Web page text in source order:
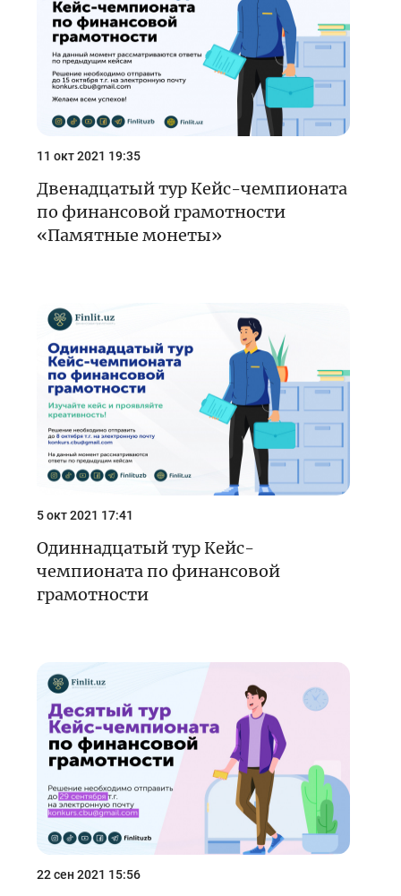
11 окт 2021 19:35
Двенадцатый тур Кейс-чемпионата
по финансовой грамотности
«Памятные монеты»
5 окт 2021 17:41
Одиннадцатый тур Кейс-
чемпионата по финансовой
грамотности
22 сен 2021 15:56